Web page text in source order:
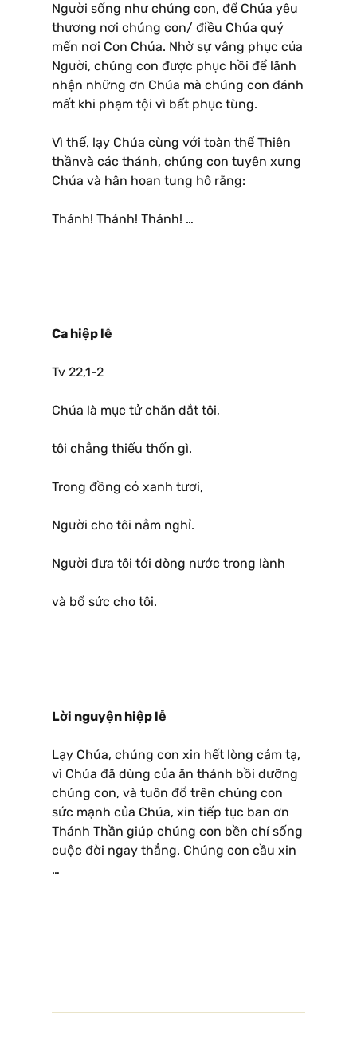
Người sống như chúng con, để Chúa yêu
thương nơi chúng con/ điều Chúa quý
mến nơi Con Chúa. Nhờ sự vâng phục của
Người, chúng con được phục hồi để lãnh
nhận những ơn Chúa mà chúng con đánh
mất khi phạm tội vì bất phục tùng.
Vì thế, lạy Chúa cùng với toàn thể Thiên
thầnvà các thánh, chúng con tuyên xưng
Chúa và hân hoan tung hô rằng:
Thánh! Thánh! Thánh! …
Ca hiệp lễ
Tv 22,1-2
Chúa là mục tử chăn dắt tôi,
tôi chẳng thiếu thốn gì.
Trong đồng cỏ xanh tươi,
Người cho tôi nằm nghỉ.
Người đưa tôi tới dòng nước trong lành
và bổ sức cho tôi.
Lời nguyện hiệp lễ
Lạy Chúa, chúng con xin hết lòng cảm tạ,
vì Chúa đã dùng của ăn thánh bồi dưỡng
chúng con, và tuôn đổ trên chúng con
sức mạnh của Chúa, xin tiếp tục ban ơn
Thánh Thần giúp chúng con bền chí sống
cuộc đời ngay thẳng. Chúng con cầu xin
…